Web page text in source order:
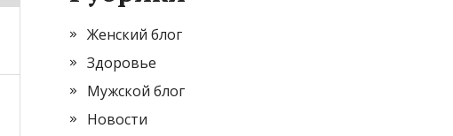
Женский блог
Здоровье
Мужской блог
Новости